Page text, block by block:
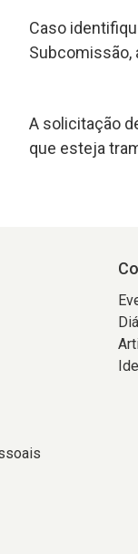
Caso
Subcomissão,
A solicitação
que esteja